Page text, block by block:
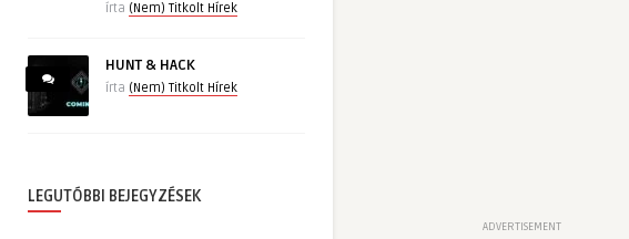
írta (Nem) Titkolt Hírek
HUNT & HACK
írta (Nem) Titkolt Hírek
LEGUTÓBBI BEJEGYZÉSEK
ADVERTISEMENT